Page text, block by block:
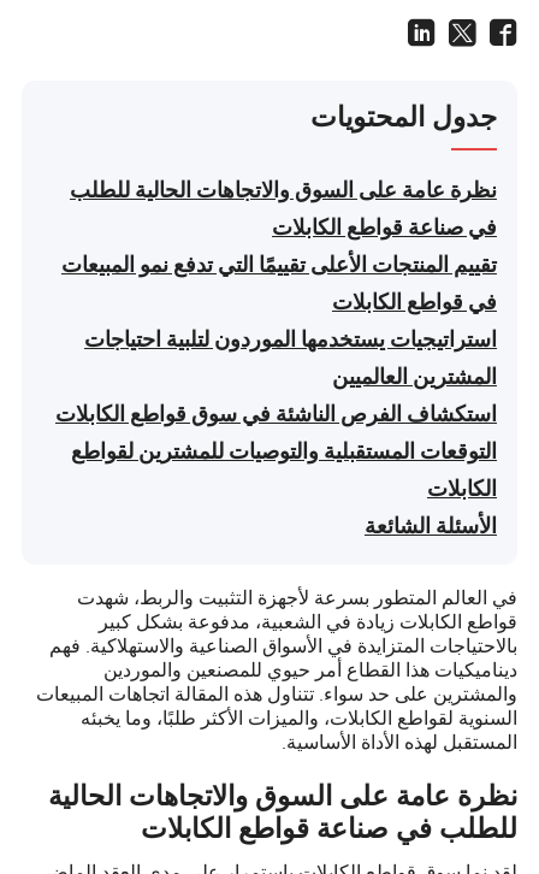
جدول المحتويات
نظرة عامة على السوق والاتجاهات الحالية للطلب
في صناعة قواطع الكابلات
تقييم المنتجات الأعلى تقييمًا التي تدفع نمو المبيعات
في قواطع الكابلات
استراتيجيات يستخدمها الموردون لتلبية احتياجات
المشترين العالميين
استكشاف الفرص الناشئة في سوق قواطع الكابلات
التوقعات المستقبلية والتوصيات للمشترين لقواطع
الكابلات
الأسئلة الشائعة
في العالم المتطور بسرعة لأجهزة التثبيت والربط، شهدت
قواطع الكابلات زيادة في الشعبية، مدفوعة بشكل كبير
بالاحتياجات المتزايدة في الأسواق الصناعية والاستهلاكية. فهم
ديناميكيات هذا القطاع أمر حيوي للمصنعين والموردين
والمشترين على حد سواء. تتناول هذه المقالة اتجاهات المبيعات
السنوية لقواطع الكابلات، والميزات الأكثر طلبًا، وما يخبئه
المستقبل لهذه الأداة الأساسية.
نظرة عامة على السوق والاتجاهات الحالية
للطلب في صناعة قواطع الكابلات